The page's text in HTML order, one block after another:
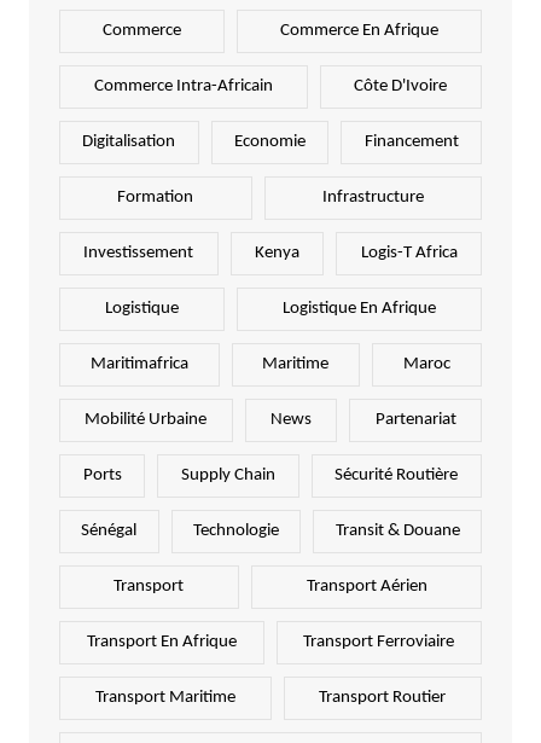
Commerce Commerce En Afrique
Commerce Intra-Africain Côte D'Ivoire
Digitalisation Economie Financement
Formation Infrastructure
Investissement Kenya Logis-T Africa
Logistique Logistique En Afrique
Maritimafrica Maritime Maroc
Mobilité Urbaine News Partenariat
Ports Supply Chain Sécurité Routière
Sénégal Technologie Transit & Douane
Transport Transport Aérien
Transport En Afrique Transport Ferroviaire
Transport Maritime Transport Routier